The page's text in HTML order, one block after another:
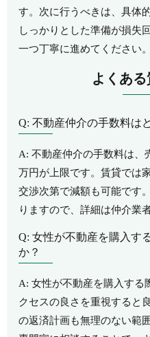
す。次に行うべきは、具体
しっかりとした準備が損失
一つ丁寧に進めてください。
よくあ
Q: 不動産仲介の手数料は
A: 不動産仲介の手数料は、
万円が上限です。賃貸では
交渉次第で減額も可能です
りますので、詳細は仲介業
Q: 女性が不動産を購入す
か？
A: 女性が不動産を購入する
クセスの良さを重視すると
の返済計画も無理のない範